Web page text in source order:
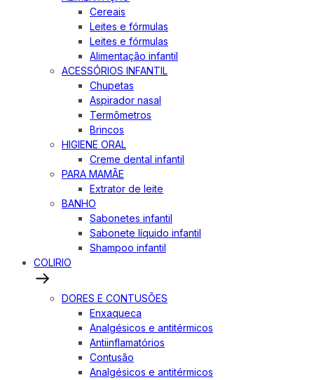
Cereais
Leites e fórmulas
Leites e fórmulas
Alimentação infantil
ACESSÓRIOS INFANTIL
Chupetas
Aspirador nasal
Termômetros
Brincos
HIGIENE ORAL
Creme dental infantil
PARA MAMÃE
Extrator de leite
BANHO
Sabonetes infantil
Sabonete líquido infantil
Shampoo infantil
COLIRIO
DORES E CONTUSÕES
Enxaqueca
Analgésicos e antitérmicos
Antiinflamatórios
Contusão
Analgésicos e antitérmicos